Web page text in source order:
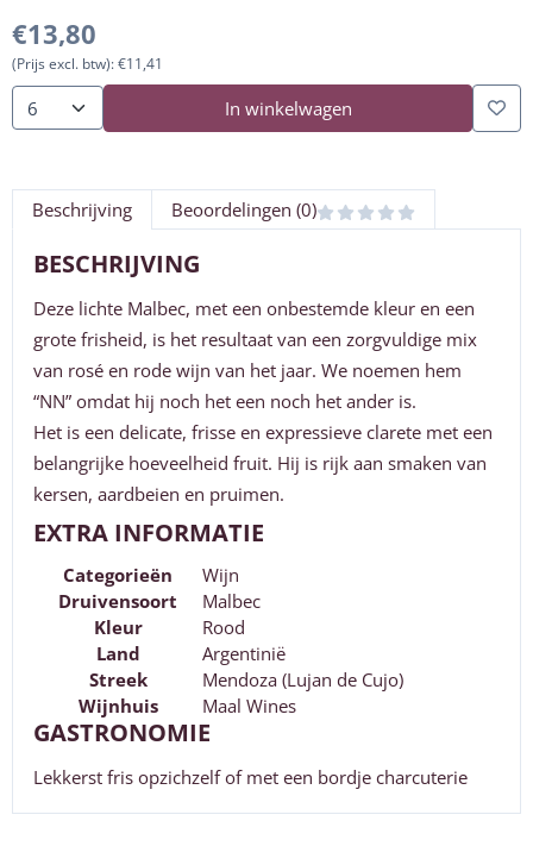
€13,80
(Prijs excl. btw):€11,41
Aantal In winkelwagen
Beschrijving Beoordelingen (0)
BESCHRIJVING
Deze lichte Malbec, met een onbestemde kleur en een
grote frisheid, is het resultaat van een zorgvuldige mix
van rosé en rode wijn van het jaar. We noemen hem
“NN” omdat hij noch het een noch het ander is.
Het is een delicate, frisse en expressieve clarete met een
belangrijke hoeveelheid fruit. Hij is rijk aan smaken van
kersen, aardbeien en pruimen.
EXTRA INFORMATIE
Categorieën
Wijn
Druivensoort
Malbec
Kleur
Rood
Land
Argentinië
Streek
Mendoza (Lujan de Cujo)
Wijnhuis
Maal Wines
GASTRONOMIE
Lekkerst fris opzichzelf of met een bordje charcuterie